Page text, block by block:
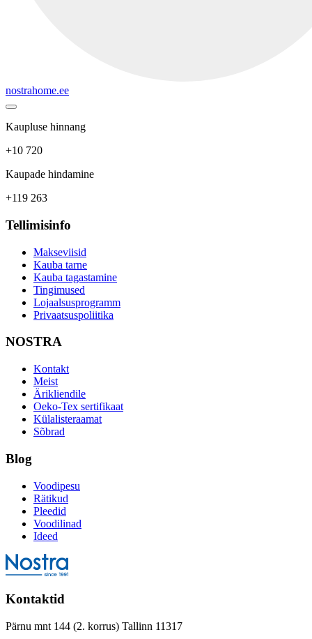
nostrahome.ee
Kaupluse hinnang
+10 720
Kaupade hindamine
+119 263
Tellimisinfo
Makseviisid
Kauba tarne
Kauba tagastamine
Tingimused
Lojaalsusprogramm
Privaatsuspoliitika
NOSTRA
Kontakt
Meist
Ärikliendile
Oeko-Tex sertifikaat
Külalisteraamat
Sõbrad
Blog
Voodipesu
Rätikud
Pleedid
Voodilinad
Ideed
Kontaktid
Pärnu mnt 144 (2. korrus) Tallinn 11317